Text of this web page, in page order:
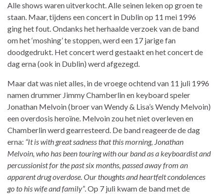
Alle shows waren uitverkocht. Alle seinen leken op groen te
staan. Maar, tijdens een concert in Dublin op 11 mei 1996
ging het fout. Ondanks het herhaalde verzoek van de band
om het ‘moshing’ te stoppen, werd een 17 jarige fan
doodgedrukt. Het concert werd gestaakt en het concert de
dag erna (ook in Dublin) werd afgezegd.
Maar dat was niet alles, in de vroege ochtend van 11 juli 1996
namen drummer Jimmy Chamberlin en keyboard speler
Jonathan Melvoin (broer van Wendy & Lisa’s Wendy Melvoin)
een overdosis heroïne. Melvoin zou het niet overleven en
Chamberlin werd gearresteerd. De band reageerde de dag
erna: “It is with great sadness that this morning, Jonathan
Melvoin, who has been touring with our band as a keyboardist and
percussionist for the past six months, passed away from an
apparent drug overdose. Our thoughts and heartfelt condolences
go to his wife and family”. Op 7 juli kwam de band met de